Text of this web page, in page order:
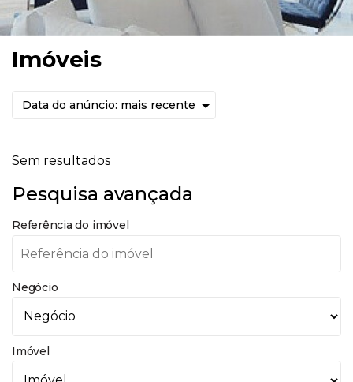
Imóveis
Sem resultados
Pesquisa avançada
Referência do imóvel
Negócio
Imóvel